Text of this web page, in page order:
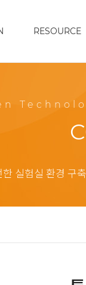
RESOURCE
한 실험실 환경 구